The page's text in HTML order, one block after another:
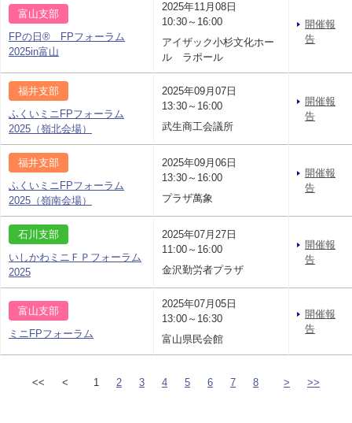
富山支部
FPの日® FPフォーラム
2025in富山
2025年11月08日
10:30～16:00
アイザック小杉文化ホー
ル ラポール
開催報
告
福井支部
ふくいミニFPフォーラム
2025（嶺北会場）
2025年09月07日
13:30～16:00
武生商工会議所
開催報
告
福井支部
ふくいミニFPフォーラム
2025（嶺南会場）
2025年09月06日
13:30～16:00
プラザ萬象
開催報
告
石川支部
いしかわミニＦＰフォーラム
2025
2025年07月27日
11:00～16:00
金沢勤労者プラザ
開催報
告
富山支部
ミニFPフォーラム
2025年07月05日
13:00～16:30
富山県民会館
開催報
告
<< < 1 2 3 4 5 6 7 8 > >>